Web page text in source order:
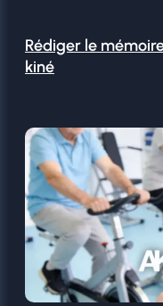
Rédiger le
kiné